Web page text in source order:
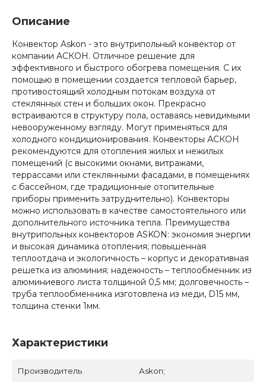
Описание
Конвектор Askon - это внутрипольный конвектор от
компании АСКОН. Отличное решение для
эффективного и быстрого обогрева помещения. С их
помощью в помещении создается тепловой барьер,
противостоящий холодным потокам воздуха от
стеклянных стен и больших окон. Прекрасно
встраиваются в структуру пола, оставаясь невидимыми
невооруженному взгляду. Могут применяться для
холодного кондиционирования. Конвекторы АСКОН
рекомендуются для отопления жилых и нежилых
помещений (с высокими окнами, витражами,
террассами или стеклянными фасадами, в помещениях
с бассейном, где традиционные отопительные
приборы применить затруднительно). Конвекторы
можно использовать в качестве самостоятельного или
дополнительного источника тепла. Преимущества
внутрипольных конвекторов ASKON: экономия энергии
и высокая динамика отопления; повышенная
теплоотдача и экологичность – корпус и декоративная
решетка из алюминия; надежность – теплообменник из
алюминиевого листа толщиной 0,5 мм; долговечность –
труба теплообменника изготовлена из меди, D15 мм,
толщина стенки 1мм.
Характеристики
Производитель Аskon;